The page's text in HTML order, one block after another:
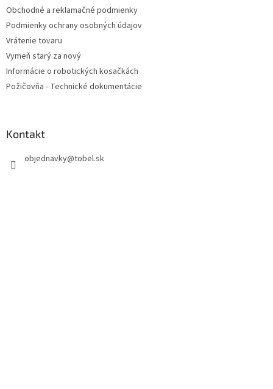
Obchodné a reklamačné podmienky
Podmienky ochrany osobných údajov
Vrátenie tovaru
Vymeň starý za nový
Informácie o robotických kosačkách
Požičovňa - Technické dokumentácie
Kontakt
objednavky@tobel.sk